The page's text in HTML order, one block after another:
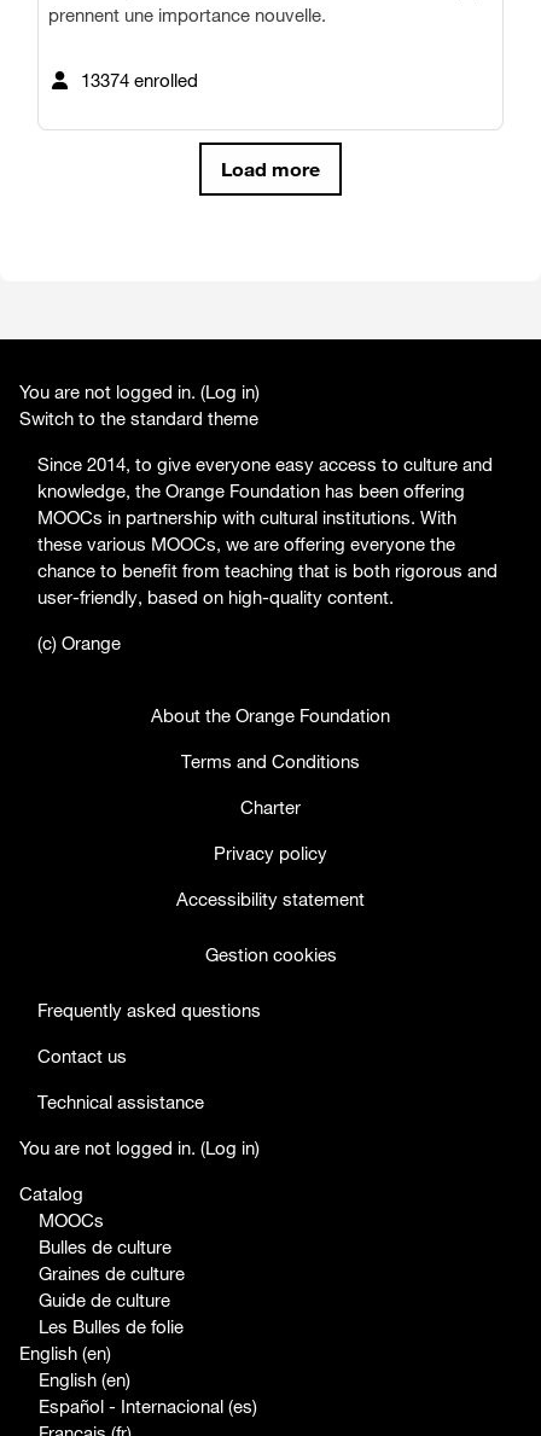
prennent une importance nouvelle.
13374 enrolled
Load more
You are not logged in. (Log in)
Switch to the standard theme
Since 2014, to give everyone easy access to culture and
knowledge, the Orange Foundation has been offering
MOOCs in partnership with cultural institutions. With
these various MOOCs, we are offering everyone the
chance to benefit from teaching that is both rigorous and
user-friendly, based on high-quality content.
(c) Orange
About the Orange Foundation
Terms and Conditions
Charter
Privacy policy
Accessibility statement
Gestion cookies
Frequently asked questions
Contact us
Technical assistance
facebook
twitter
youtube
You are not logged in. (Log in)
Catalog
MOOCs
Bulles de culture
Graines de culture
Guide de culture
Les Bulles de folie
English ‎(en)‎
English ‎(en)‎
Español - Internacional ‎(es)‎